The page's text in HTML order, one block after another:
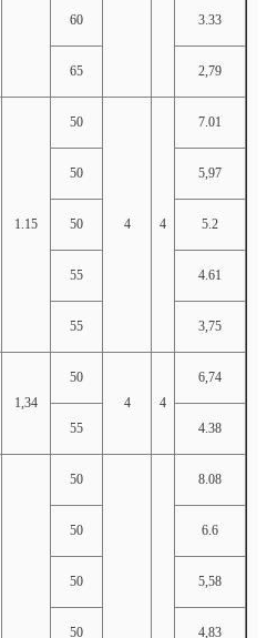
60 3.33
65 2,79
1.15
50
4 4
7.01
50 5,97
50 5.2
55 4.61
55 3,75
1,34
50
4
4
6,74
55 4.38
50 8.08
50 6.6
50 5,58
50 4,83